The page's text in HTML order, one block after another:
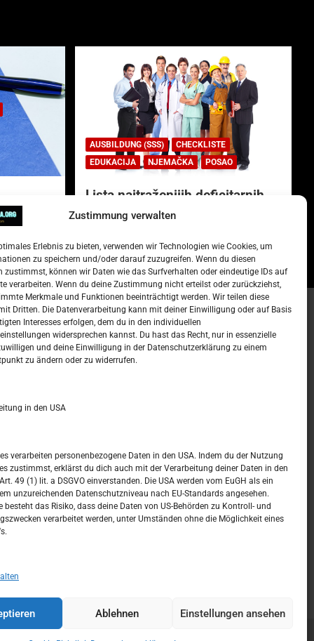
Zustimmung verwalten
Erlebnis zu bieten, verwenden wir Technologien wie Cookies, um
zu speichern und/oder darauf zuzugreifen. Wenn du diesen
zustimmst, können wir Daten wie das Surfverhalten oder eindeutige IDs auf
verarbeiten. Wenn du deine Zustimmung nicht erteilst oder zurückziehst,
Merkmale und Funktionen beeinträchtigt werden. Wir teilen diese
Dritten. Die Datenverarbeitung kann mit deiner Einwilligung oder auf Basis
Interesses erfolgen, dem du in den individuellen
widersprechen kannst. Du hast das Recht, nur in essenzielle
und deine Einwilligung in der Datenschutzerklärung zu einem
zu ändern oder zu widerrufen.
in den USA
verarbeiten personenbezogene Daten in den USA. Indem du der Nutzung
zustimmst, erklärst du dich auch mit der Verarbeitung deiner Daten in den
49 (1) lit. a DSGVO einverstanden. Die USA werden vom EuGH als ein
unzureichenden Datenschutzniveau nach EU-Standards angesehen.
besteht das Risiko, dass deine Daten von US-Behörden zu Kontroll- und
verarbeitet werden, unter Umständen ohne die Möglichkeit eines
Ablehnen Einstellungen ansehen
AUSBILDUNG (SSS)
CHECKLISTE
EDUKACIJA
NJEMAČKA POSAO
Lista najtraženijih deficitarnih
zanimanja u Njemačkoj.
–
Kalendar
10 11 12 13 14 15 16
17 18 19 20 21 22
24 25 26 27 28 29 30